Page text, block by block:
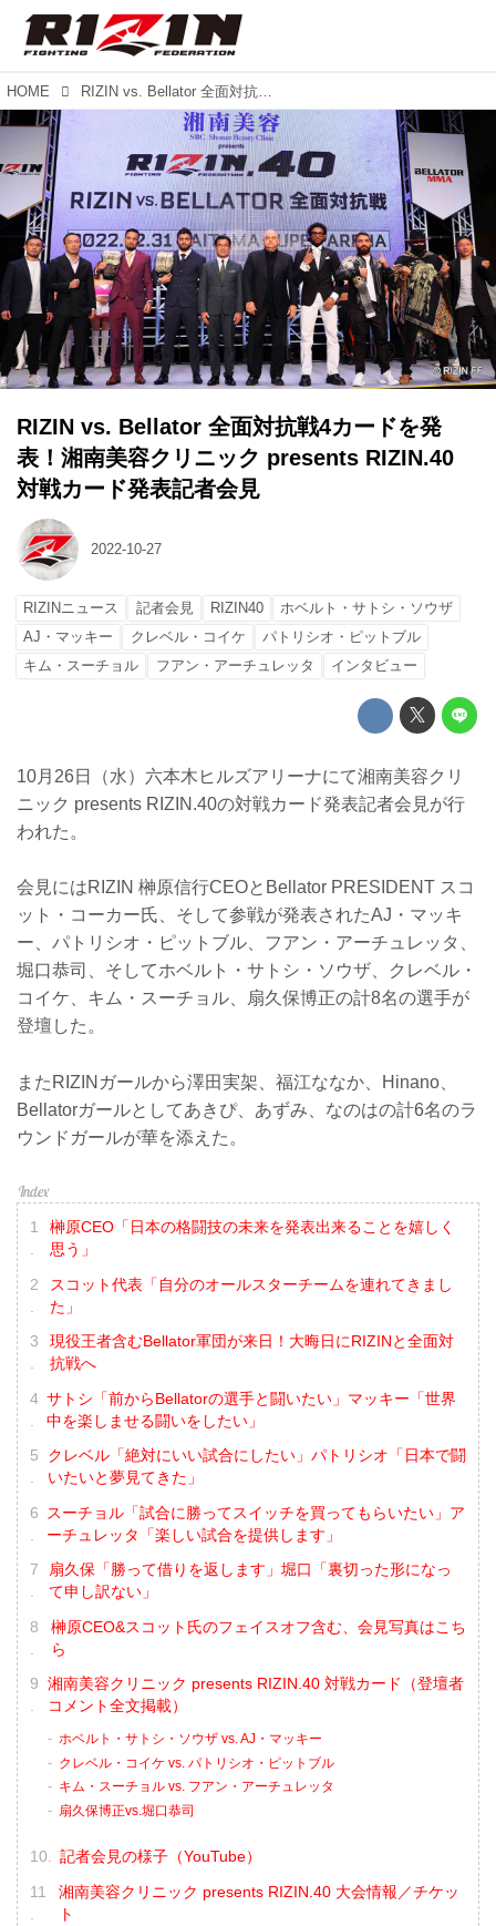
HOME RIZIN vs. Bellator 全面対抗戦4カードを発表！湘南美容クリニック presents RIZIN.40 対戦カード発表記者会見
RIZIN vs. Bellator 全面対抗戦4カードを発
表！湘南美容クリニック presents RIZIN.40
対戦カード発表記者会見
2022-10-27
RIZINニュース 記者会見 RIZIN40
ホベルト・サトシ・ソウザ
AJ・マッキー
クレベル・コイケ
パトリシオ・ピットブル
キム・スーチョル
フアン・アーチュレッタ インタビュー
10月26日（水）六本木ヒルズアリーナにて湘南美容クリ
ニック presents RIZIN.40の対戦カード発表記者会見が行
われた。
会見にはRIZIN 榊原信行CEOとBellator PRESIDENT スコ
ット・コーカー氏、そして参戦が発表されたAJ・マッキ
ー、パトリシオ・ピットブル、フアン・アーチュレッタ、
堀口恭司、そしてホベルト・サトシ・ソウザ、クレベル・
コイケ、キム・スーチョル、扇久保博正の計8名の選手が
登壇した。
またRIZINガールから澤田実架、福江ななか、Hinano、
Bellatorガールとしてあきぴ、あずみ、なのはの計6名のラ
ウンドガールが華を添えた。
榊原CEO「日本の格闘技の未来を発表出来ることを嬉しく
思う」
スコット代表「自分のオールスターチームを連れてきまし
た」
現役王者含むBellator軍団が来日！大晦日にRIZINと全面対
抗戦へ
サトシ「前からBellatorの選手と闘いたい」マッキー「世界
中を楽しませる闘いをしたい」
クレベル「絶対にいい試合にしたい」パトリシオ「日本で闘
いたいと夢見てきた」
スーチョル「試合に勝ってスイッチを買ってもらいたい」ア
ーチュレッタ「楽しい試合を提供します」
扇久保「勝って借りを返します」堀口「裏切った形になっ
て申し訳ない」
榊原CEO&スコット氏のフェイスオフ含む、会見写真はこち
ら
湘南美容クリニック presents RIZIN.40 対戦カード（登壇者
コメント全文掲載）
ホベルト・サトシ・ソウザ vs. AJ・マッキー
クレベル・コイケ vs. パトリシオ・ピットブル
キム・スーチョル vs. フアン・アーチュレッタ
扇久保博正vs.堀口恭司
記者会見の様子（YouTube）
湘南美容クリニック presents RIZIN.40 大会情報／チケッ
ト